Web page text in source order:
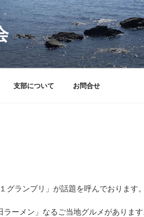
支部について お問合せ
グランプリ」が話題を呼んでおります
ーメン」なるご当地グルメがありま